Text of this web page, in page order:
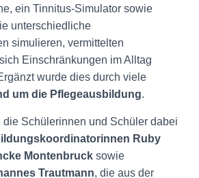
ein Tinnitus-Simulator sowie
unterschiedliche
simulieren, vermittelten
Einschränkungen im Alltag
wurde dies durch viele
um die Pflegeausbildung.
die Schülerinnen und Schüler dabei
Ruby
Montenbruck sowie
Trautmann, die aus der